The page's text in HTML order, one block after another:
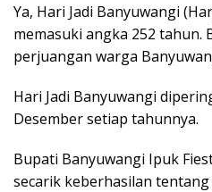
Ya, Hari Jadi Banyuwangi
memasuki angka 252 tahun.
perjuangan warga
Hari Jadi Banyuwangi
Desember setiap tahunnya.
Bupati Banyuwangi Ipuk
secarik keberhasilan